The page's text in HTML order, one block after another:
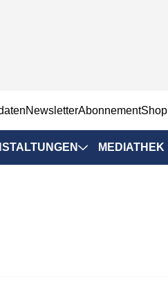
NewsletterAbonnementShop
MEDIATHEK